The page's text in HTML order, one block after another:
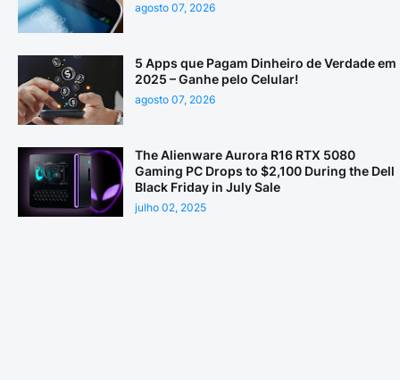
agosto 07, 2026
5 Apps que Pagam Dinheiro de Verdade em
2025 – Ganhe pelo Celular!
agosto 07, 2026
The Alienware Aurora R16 RTX 5080
Gaming PC Drops to $2,100 During the Dell
Black Friday in July Sale
julho 02, 2025